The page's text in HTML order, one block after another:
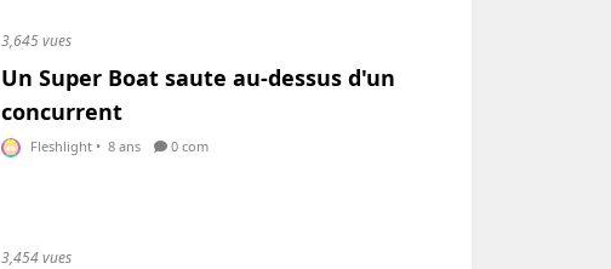
3,645 vues
Un Super Boat saute au-dessus d'un
concurrent
Fleshlight • 8 ans 0 com
3,454 vues